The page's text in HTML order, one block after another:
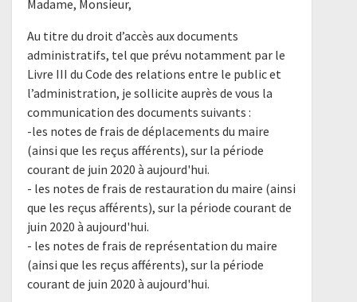
Madame, Monsieur,
Au titre du droit d’accès aux documents
administratifs, tel que prévu notamment par le
Livre III du Code des relations entre le public et
l’administration, je sollicite auprès de vous la
communication des documents suivants :
-les notes de frais de déplacements du maire
(ainsi que les reçus afférents), sur la période
courant de juin 2020 à aujourd'hui.
- les notes de frais de restauration du maire (ainsi
que les reçus afférents), sur la période courant de
juin 2020 à aujourd'hui.
- les notes de frais de représentation du maire
(ainsi que les reçus afférents), sur la période
courant de juin 2020 à aujourd'hui.